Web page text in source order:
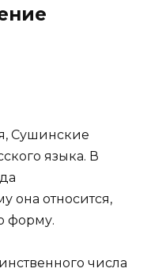
Сушинские
языка. В
она относится,
форму.
числа